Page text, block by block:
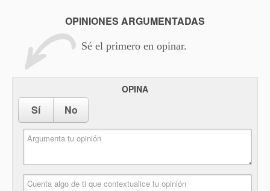
OPINIONES ARGUMENTADAS
Sé el primero en opinar.
OPINA
Sí No